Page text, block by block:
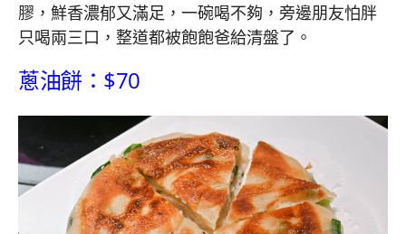
膠，鮮香濃郁又滿足，一碗喝不夠，旁邊朋友怕胖
只喝兩三口，整道都被飽飽爸給清盤了。
蔥油餅：$70